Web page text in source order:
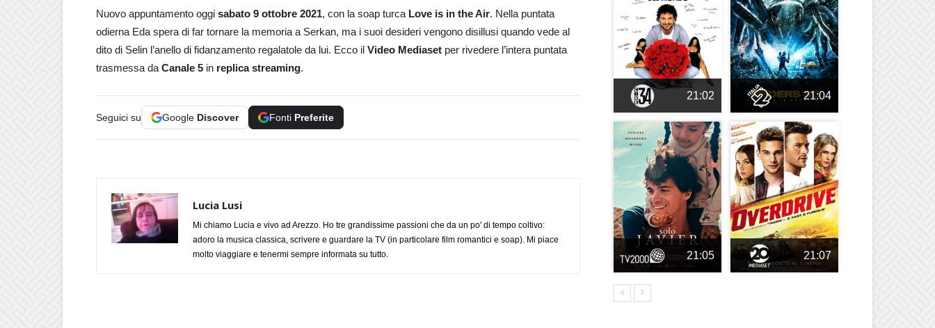
Nuovo appuntamento oggi sabato 9 ottobre 2021, con la soap turca Love is in the Air. Nella puntata
odierna Eda spera di far tornare la memoria a Serkan, ma i suoi desideri vengono disillusi quando vede al
dito di Selin l’anello di fidanzamento regalatole da lui. Ecco il Video Mediaset per rivedere l’intera puntata
trasmessa da Canale 5 in replica streaming.
Seguici su Google Discover Fonti Preferite
Lucia Lusi
Mi chiamo Lucia e vivo ad Arezzo. Ho tre grandissime passioni che da un po' di tempo coltivo:
adoro la musica classica, scrivere e guardare la TV (in particolare film romantici e soap). Mi piace
molto viaggiare e tenermi sempre informata su tutto.
21:02 21:04
21:05 21:07